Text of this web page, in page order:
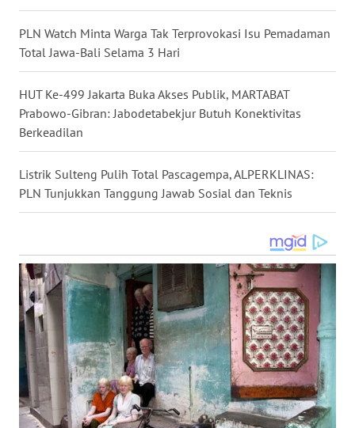
PLN Watch Minta Warga Tak Terprovokasi Isu Pemadaman
Total Jawa-Bali Selama 3 Hari
HUT Ke-499 Jakarta Buka Akses Publik, MARTABAT
Prabowo-Gibran: Jabodetabekjur Butuh Konektivitas
Berkeadilan
Listrik Sulteng Pulih Total Pascagempa, ALPERKLINAS:
PLN Tunjukkan Tanggung Jawab Sosial dan Teknis
SULSEL
GORONTALO
WN
WN
MALUKU
WN
MALUT
WN
DAIRI
WN
DANAU
TOBA